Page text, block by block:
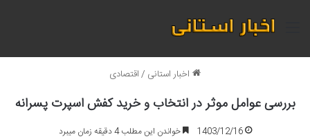
منو
اخبار استانی /اقتصادی
بررسی عوامل موثر در انتخاب و خرید کفش اسپرت پسرانه
1403/12/16 خواندن این مطلب 4 دقیقه زمان میبرد